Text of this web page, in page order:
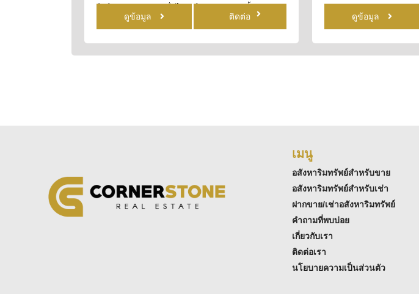
ดูข้อมูล ติดต่อ ดูข้อมูล
เมนู
อสังหาริมทรัพย์สำหรับขาย
อสังหาริมทรัพย์สำหรับเช่า
ฝากขาย/เช่าอสังหาริมทรัพย์
คำถามที่พบบ่อย
เกี่ยวกับเรา
ติดต่อเรา
นโยบายความเป็นส่วนตัว